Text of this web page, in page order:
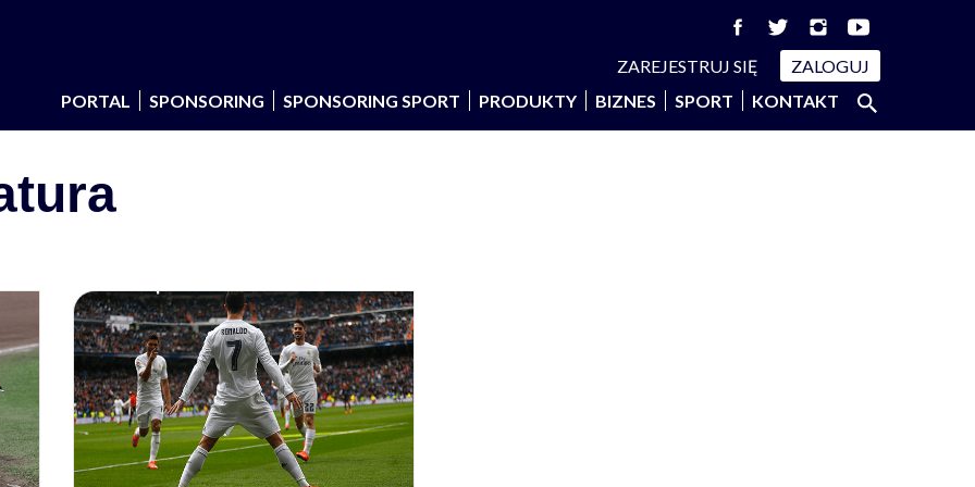
ZAREJESTRUJ SIĘ
ZALOGUJ
PORTAL
SPONSORING SPONSORING SPORT PRODUKTY BIZNES SPORT KONTAKT Szukaj:
SZUKAJ